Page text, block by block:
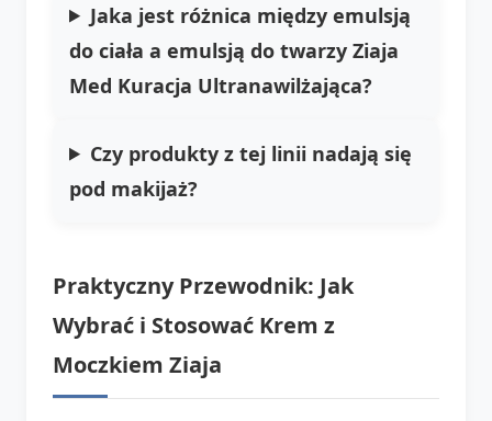
Jaka jest różnica między emulsją
do ciała a emulsją do twarzy Ziaja
Med Kuracja Ultranawilżająca?
Czy produkty z tej linii nadają się
pod makijaż?
Praktyczny Przewodnik: Jak
Wybrać i Stosować Krem z
Moczkiem Ziaja